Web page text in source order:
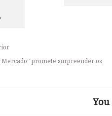
Mercado” promete surpreender os